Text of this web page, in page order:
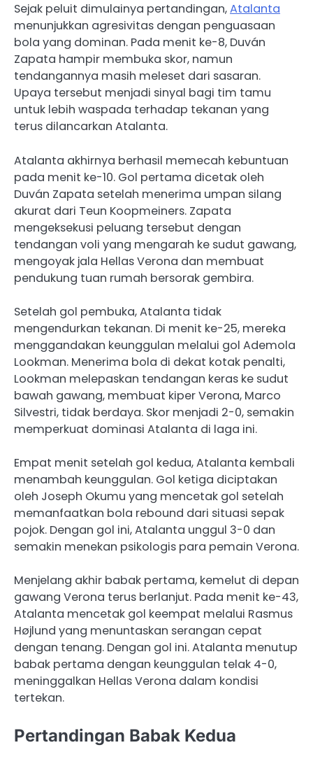
Sejak peluit dimulainya pertandingan,Atalanta
menunjukkan agresivitas dengan penguasaan
bola yang dominan. Pada menit ke-8, Duván
Zapata hampir membuka skor, namun
tendangannya masih meleset dari sasaran.
Upaya tersebut menjadi sinyal bagi tim tamu
untuk lebih waspada terhadap tekanan yang
terus dilancarkan Atalanta.
Atalanta akhirnya berhasil memecah kebuntuan
pada menit ke-10. Gol pertama dicetak oleh
Duván Zapata setelah menerima umpan silang
akurat dari Teun Koopmeiners. Zapata
mengeksekusi peluang tersebut dengan
tendangan voli yang mengarah ke sudut gawang,
mengoyak jala Hellas Verona dan membuat
pendukung tuan rumah bersorak gembira.
Setelah gol pembuka, Atalanta tidak
mengendurkan tekanan. Di menit ke-25, mereka
menggandakan keunggulan melalui gol Ademola
Lookman. Menerima bola di dekat kotak penalti,
Lookman melepaskan tendangan keras ke sudut
bawah gawang, membuat kiper Verona, Marco
Silvestri, tidak berdaya. Skor menjadi 2-0, semakin
memperkuat dominasi Atalanta di laga ini.
Empat menit setelah gol kedua, Atalanta kembali
menambah keunggulan. Gol ketiga diciptakan
oleh Joseph Okumu yang mencetak gol setelah
memanfaatkan bola rebound dari situasi sepak
pojok. Dengan gol ini, Atalanta unggul 3-0 dan
semakin menekan psikologis para pemain Verona.
Menjelang akhir babak pertama, kemelut di depan
gawang Verona terus berlanjut. Pada menit ke-43,
Atalanta mencetak gol keempat melalui Rasmus
Højlund yang menuntaskan serangan cepat
dengan tenang. ​Dengan gol ini. Atalanta menutup
babak pertama dengan keunggulan telak 4-0,
meninggalkan Hellas Verona dalam kondisi
tertekan.​
Pertandingan Babak Kedua